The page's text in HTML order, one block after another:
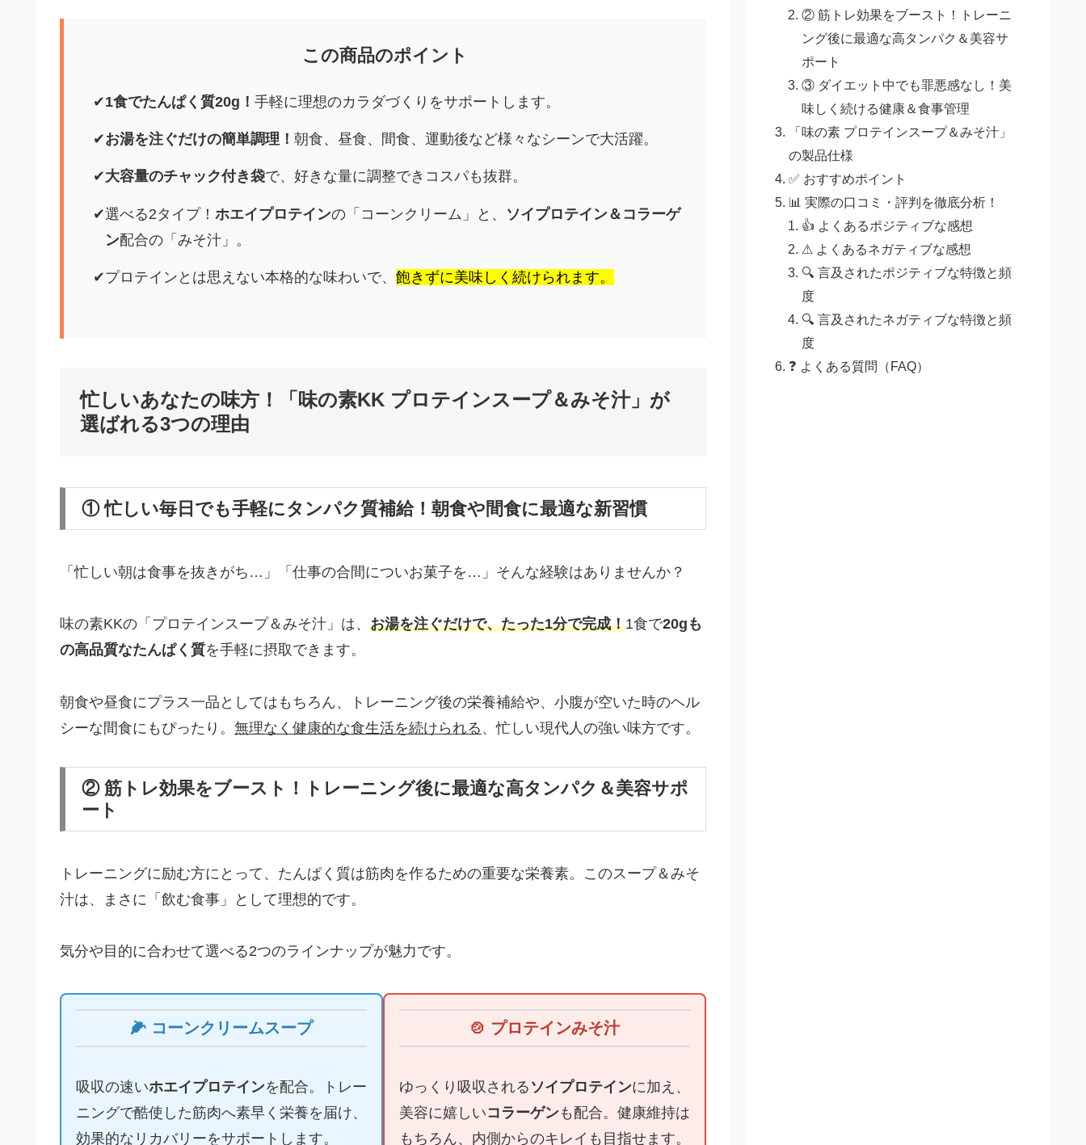
この商品のポイント
1食でたんぱく質20g！ 手軽に理想のカラダづくりをサポートします。
お湯を注ぐだけの簡単調理！ 朝食、昼食、間食、運動後など様々なシーンで大活躍。
大容量のチャック付き袋で、好きな量に調整できコスパも抜群。
選べる2タイプ！ ホエイプロテインの「コーンクリーム」と、
ソイプロテイン＆コラーゲ
ン配合の「みそ汁」。
プロテインとは思えない本格的な味わいで、 飽きずに美味しく続けられます。
忙しいあなたの味方！「味の素KK プロテインスープ＆みそ汁」が
選ばれる3つの理由
① 忙しい毎日でも手軽にタンパク質補給！朝食や間食に最適な新習慣
「忙しい朝は食事を抜きがち…」「仕事の合間についお菓子を…」そんな経験はありませんか？
味の素KKの「プロテインスープ＆みそ汁」は、 お湯を注ぐだけで、たった1分で完成！1食で20gも
の高品質なたんぱく質を手軽に摂取できます。
朝食や昼食にプラス一品としてはもちろん、トレーニング後の栄養補給や、小腹が空いた時のヘル
シーな間食にもぴったり。 無理なく健康的な食生活を続けられる 、忙しい現代人の強い味方です。
② 筋トレ効果をブースト！トレーニング後に最適な高タンパク＆美容サポ
ート
トレーニングに励む方にとって、たんぱく質は筋肉を作るための重要な栄養素。このスープ＆みそ
汁は、まさに「飲む食事」として理想的です。
気分や目的に合わせて選べる2つのラインナップが魅力です。
🌽 コーンクリームスープ
吸収の速いホエイプロテインを配合。トレー
ニングで酷使した筋肉へ素早く栄養を届け、
効果的なリカバリーをサポートします。
🍲 プロテインみそ汁
ゆっくり吸収される ソイプロテインに加え、
美容に嬉しいコラーゲンも配合。健康維持は
もちろん、内側からのキレイも目指せます。
② 筋トレ効果をブースト！トレーニ
ング後に最適な高タンパク＆美容サ
ポート
③ ダイエット中でも罪悪感なし！美
味しく続ける健康＆食事管理
「味の素 プロテインスープ＆みそ汁」
の製品仕様
✅ おすすめポイント
📊 実際の口コミ・評判を徹底分析！
👍 よくあるポジティブな感想
⚠ よくあるネガティブな感想
🔍 言及されたポジティブな特徴と頻
度
🔍 言及されたネガティブな特徴と頻
度
❓ よくある質問（FAQ）